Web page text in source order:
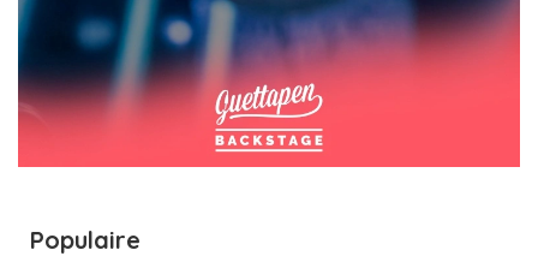
Populaire